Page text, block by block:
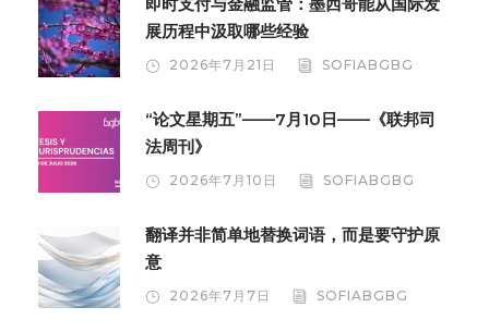
展历程中汲取哪些经验
2026年7月21日 SOFIABGBG
“论文星期五”——7月10日——《联邦司
法周刊》
2026年7月10日 SOFIABGBG
翻译并非简单地替换词语，而是要守护原
意
2026年7月7日 SOFIABGBG